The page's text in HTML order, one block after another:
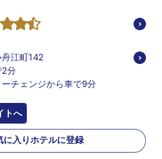
舟江町142
2分
チェンジから車で9分
トへ
に入りホテルに登録